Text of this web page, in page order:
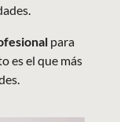
para
es el que más